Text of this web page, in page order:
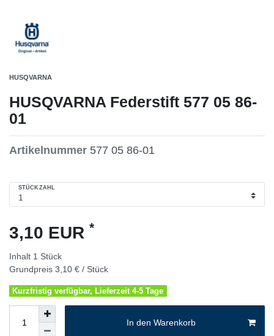
HUSQVARNA
HUSQVARNA Federstift 577 05 86-
01
Artikelnummer 577 05 86-01
STÜCKZAHL
3,10 EUR *
Inhalt 1 Stück
Grundpreis 3,10 € / Stück
Kurzfristig verfügbar, Lieferzeit 4-5 Tage
In den Warenkorb